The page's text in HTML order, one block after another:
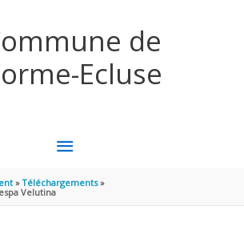
de
Ecluse
MENU
PRINCIPAL
Téléchargements
Velutina